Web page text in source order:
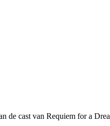
cast van Requiem for a